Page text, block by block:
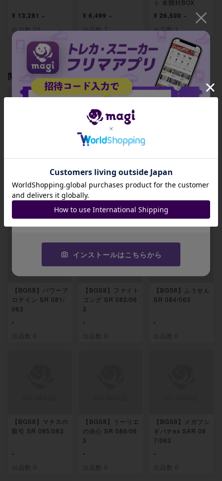
¥ 13,281 ~
出品数 25
¥ 6,499 ~
出品数 7
ト 未開封BOX
¥ 26,500 ~
出品数 1
関連製品
【BGS8】メガルカ
リオex SR 078/06
-
出品数 0
【BGS8】メガアブ
ソルex SR 079/06
3
-
【BGS8】メガクチ
3
-
【BGS8】パワープ
ロテイン SR 081/
063
-
出品数 0
【BGS8】ファイト
ゴング SR 082/06
3
-
出品数 0
【BGS8】ふうせん
SR 084/063
-
出品数 0
【BGS8】マチスの
取引 SR 085/063
-
出品数 0
【BGS8】リーリエ
の決心 SR 086/06
3
-
出品数 0
【BGS8】メガフシ
ギバナex SAR 08
7/063
-
出品数 0
招待コード
JA9XS8
コピーする
インストールはこちらから